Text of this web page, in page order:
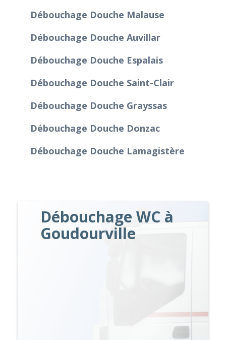
Débouchage Douche Malause
Débouchage Douche Auvillar
Débouchage Douche Espalais
Débouchage Douche Saint-Clair
Débouchage Douche Grayssas
Débouchage Douche Donzac
Débouchage Douche Lamagistère
Débouchage WC à
Goudourville